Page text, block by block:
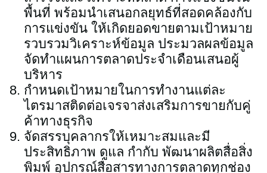
พื้นที่ พร้อมนำเสนอกลยุทธ์ที่สอดคล้องกับ
การแข่งขัน ให้เกิดยอดขายตามเป้าหมาย
รวบรวมวิเคราะห์ข้อมูล ประมวลผลข้อมูล
จัดทำแผนการตลาดประจำเดือนเสนอผู้
บริหาร
กำหนดเป้าหมายในการทำงานแต่ละ
ไตรมาสติดต่อเจรจาส่งเสริมการขายกับคู่
ค้าทางธุรกิจ
จัดสรรบุคลากรให้เหมาะสมและมี
ประสิทธิภาพ ดูแล กำกับ พัฒนาผลิตสื่อสิ่ง
พิมพ์ อุปกรณ์สื่อสารทางการตลาดทุกช่อง